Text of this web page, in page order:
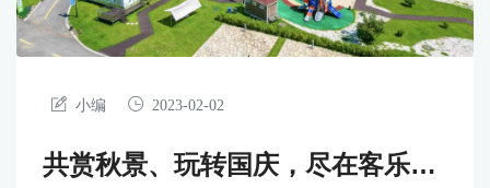
小编 2023-02-02
共赏秋景、玩转国庆，尽在客乐得